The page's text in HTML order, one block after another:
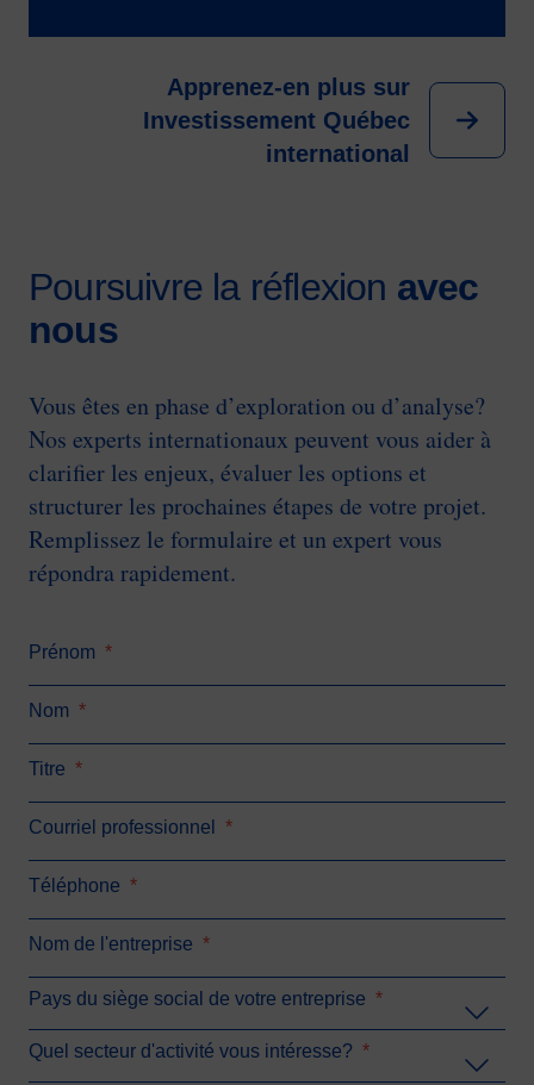
Apprenez-en plus sur
Investissement Québec
international
Poursuivre la réflexion avec
nous
Vous êtes en phase d’exploration ou d’analyse?
Nos experts internationaux peuvent vous aider à
clarifier les enjeux, évaluer les options et
structurer les prochaines étapes de votre projet.
Remplissez le formulaire et un expert vous
répondra rapidement.
Prénom *
Nom *
Titre *
Courriel professionnel *
Téléphone *
Nom de l'entreprise *
Pays du siège social de votre entreprise *
Quel secteur d'activité vous intéresse? *